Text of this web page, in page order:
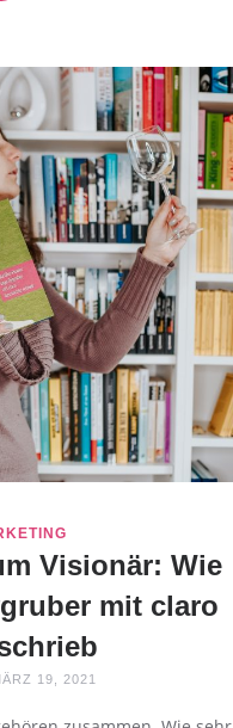
Visionär: Wie
mit claro
19, 2021